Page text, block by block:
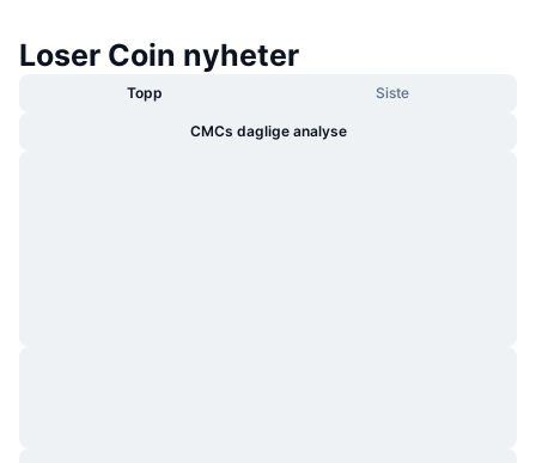
Loser Coin nyheter
Topp Siste
CMCs daglige analyse